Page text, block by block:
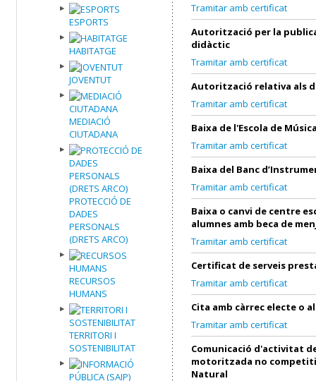
ESPORTS
HABITATGE
JOVENTUT
MEDIACIÓ
CIUTADANA
PROTECCIÓ DE
DADES
PERSONALS
(DRETS ARCO)
RECURSOS
HUMANS
TERRITORI I
SOSTENIBILITAT
Tramitar amb certificat
Autorització per la
didàctic
Tramitar amb certificat
Autorització relativa als
Tramitar amb certificat
Baixa de l'Escola de
Tramitar amb certificat
Baixa del Banc
Tramitar amb certificat
Baixa o canvi de centre
alumnes amb beca de
Tramitar amb certificat
Certificat de serveis
Tramitar amb certificat
Cita amb càrrec electe o
Tramitar amb certificat
Comunicació d'activitat
motoritzada no
Natural